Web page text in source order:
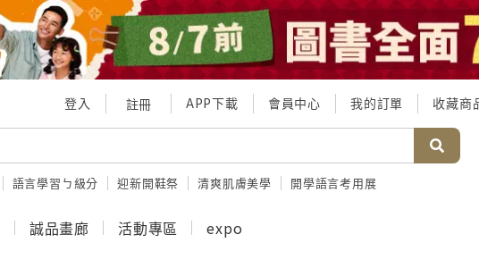
登入 註冊 APP下載 會員中心 我的訂單 收藏商
語言學習ㄅ級分 迎新開鞋祭 清爽肌膚美學 開學語言考用展
誠品畫廊 活動專區 expo